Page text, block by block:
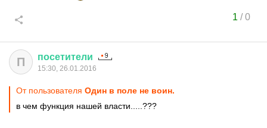
1 /0
П посетители
15:30, 26.01.2016
От пользователя Один в поле не воин.
в чем функция нашей власти.....???